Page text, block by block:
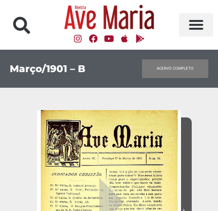
Março/1901 – B ACERVO COMPLETO